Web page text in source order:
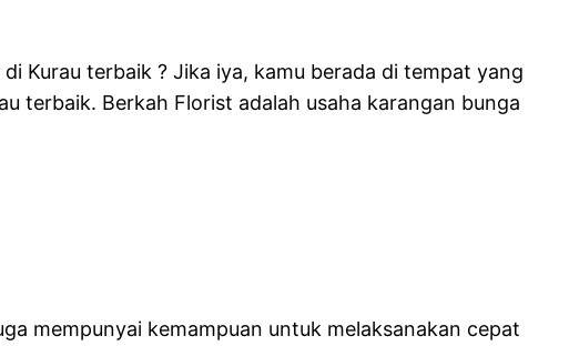
Kurau terbaik ? Jika iya, kamu berada di tempat yang
terbaik. Berkah Florist adalah usaha karangan bunga
mempunyai kemampuan untuk melaksanakan cepat